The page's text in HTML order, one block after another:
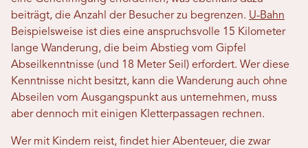
beiträgt, die Anzahl der Besucher zu begrenzen. U-Bahn
Beispielsweise ist dies eine anspruchsvolle 15 Kilometer
lange Wanderung, die beim Abstieg vom Gipfel
Abseilkenntnisse (und 18 Meter Seil) erfordert. Wer diese
Kenntnisse nicht besitzt, kann die Wanderung auch ohne
Abseilen vom Ausgangspunkt aus unternehmen, muss
aber dennoch mit einigen Kletterpassagen rechnen.
Wer mit Kindern reist, findet hier Abenteuer, die zwar